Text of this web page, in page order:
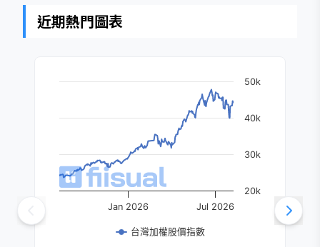
近期熱門圖表
台灣加權股價指數
Jan 2026 Jul 2026
20k
30k
40k
50k